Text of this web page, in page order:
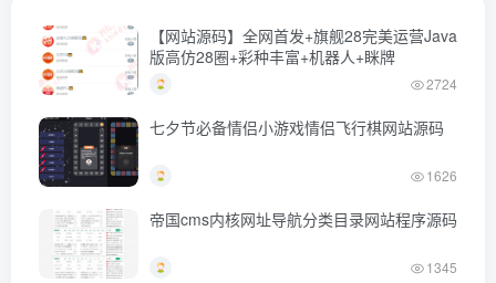
【网站源码】全网首发+旗舰28完美运营Java
版高仿28圈+彩种丰富+机器人+眯牌
2724
七夕节必备情侣小游戏情侣飞行棋网站源码
1626
帝国cms内核网址导航分类目录网站程序源码
1345